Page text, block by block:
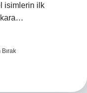
isimlerin ilk